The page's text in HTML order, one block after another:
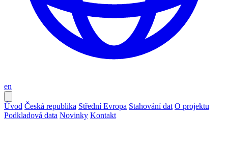
en
Úvod Česká republika Střední Evropa Stahování dat O projektu
Podkladová data Novinky Kontakt